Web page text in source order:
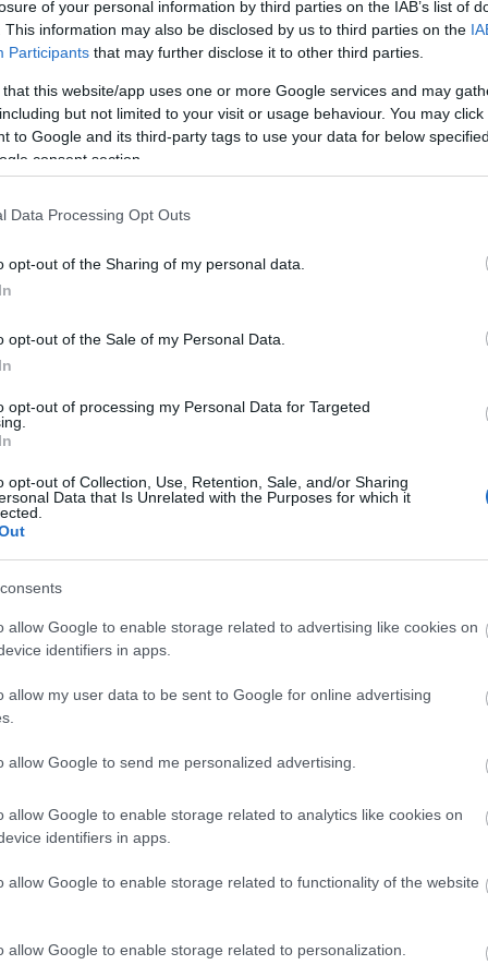
of your personal information by third parties on the IAB’s list of
This information may also be disclosed by us to third parties on the
Participants that may further disclose it to other third parties.
that this website/app uses one or more Google services and may
but not limited to your visit or usage behaviour. You may
to Google and its third-party tags to use your data for below
consent section.
Data Processing Opt Outs
opt-out of the Sharing of my personal data.
opt-out of the Sale of my Personal Data.
opt-out of processing my Personal Data for Targeted
opt-out of Collection, Use, Retention, Sale, and/or Sharing
Data that Is Unrelated with the Purposes for which it
allow Google to enable storage related to advertising like cookies on
identifiers in apps.
allow my user data to be sent to Google for online advertising
allow Google to send me personalized advertising.
allow Google to enable storage related to analytics like cookies on
identifiers in apps.
allow Google to enable storage related to functionality of the website
allow Google to enable storage related to personalization.
αντιδράσεις, με την κυβέρνηση της Ινδίας να
Meta, της μητρικής εταιρείας του Instagram, λίγες
έρευνας.
STORIES
Law: Ο νόμος που αποκαλύπτει το
των κακοποιητών και αλλάζει τη μάχη
της ενδοοικογενειακής βίας
έναν νέο λογαριασμό στο Instagram με έδρα
τον τρόπο με τον οποίο λειτουργεί ο αλγόριθμος
περίπου δέκα προφίλ γυναικών που δημοσίευαν
από τη ζωή τους, αναρτήσεις για το φαγητό ή
από πιο προκλητικές φωτογραφίες ή υπονοούμενα.